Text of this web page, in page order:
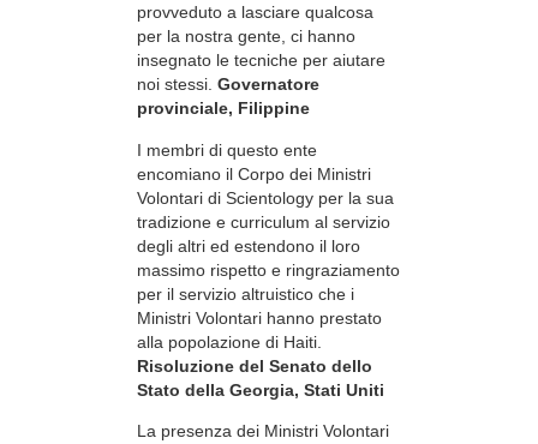
provveduto a lasciare qualcosa
per la nostra gente, ci hanno
insegnato le tecniche per aiutare
noi stessi. Governatore
provinciale, Filippine
I membri di questo ente
encomiano il Corpo dei Ministri
Volontari di Scientology per la sua
tradizione e curriculum al servizio
degli altri ed estendono il loro
massimo rispetto e ringraziamento
per il servizio altruistico che i
Ministri Volontari hanno prestato
alla popolazione di Haiti.
Risoluzione del Senato dello
Stato della Georgia, Stati Uniti
La presenza dei Ministri Volontari